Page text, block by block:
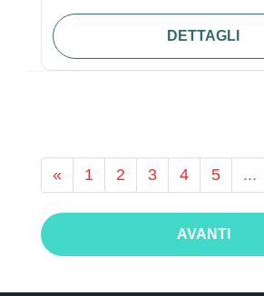
DETTAGLI
« 1 2 3 4 5 ...
AVANTI